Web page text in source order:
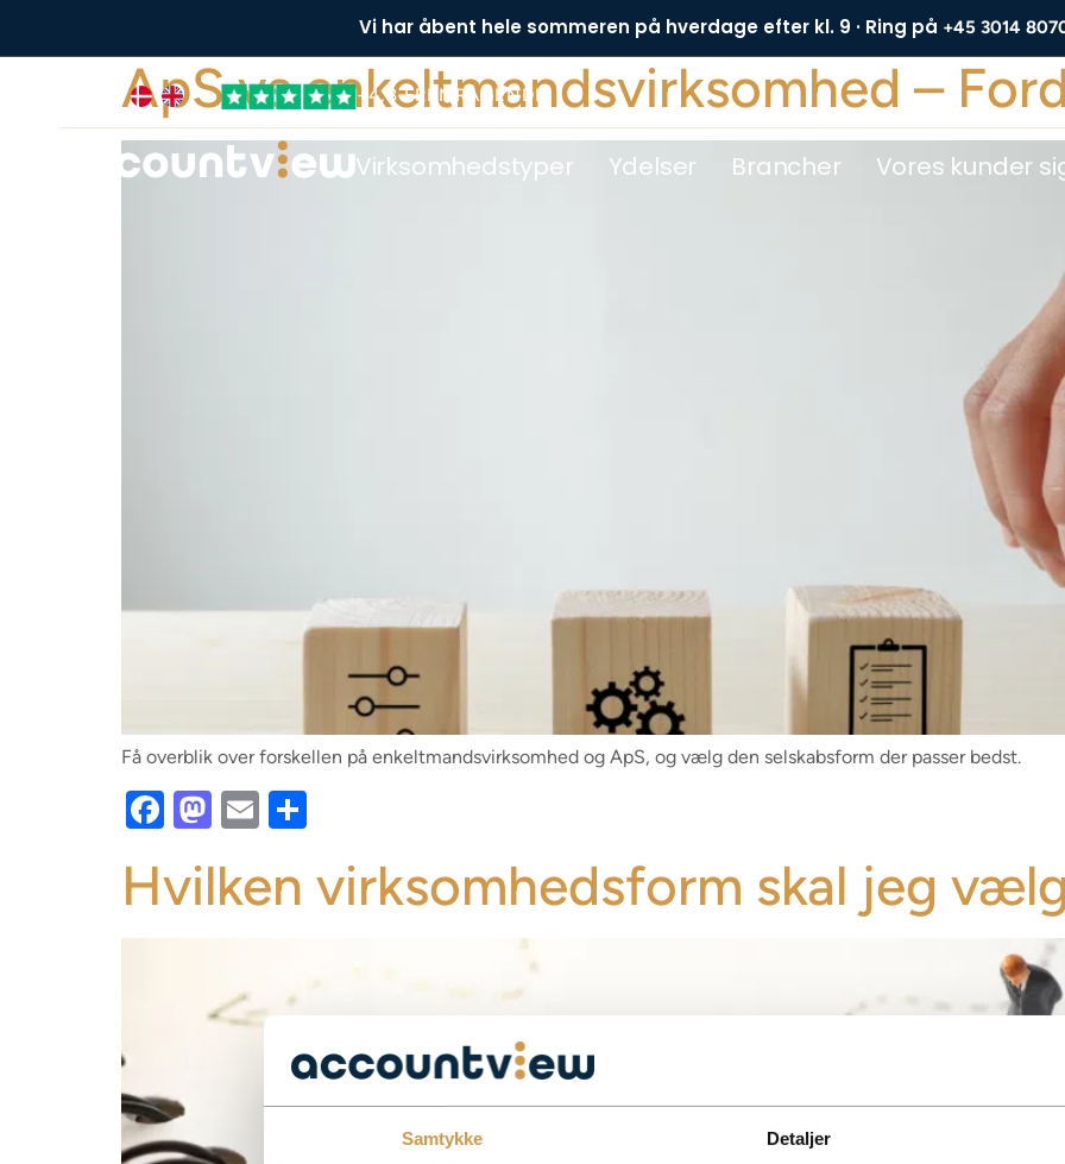
Samtykke Detaljer
Vi har åbent hele sommeren på hverdage efter kl. 9 · Ring på +45 3014
+4,8 FREMRAGENDE
Virksomhedstyper Ydelser Brancher Vores kunder
ApS vs enkeltmandsvirksomhed –
Få overblik over forskellen på enkeltmandsvirksomhed og ApS, og vælg den selskabsform der passer bedst.
Facebook
Mastodon
Email
Hvilken virksomhedsform skal jeg